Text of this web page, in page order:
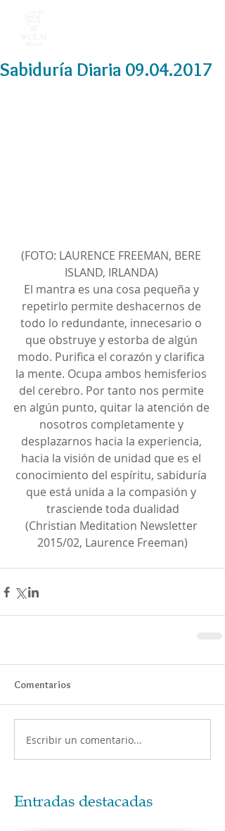
Sabiduría Diaria 09.04.2017
(FOTO: LAURENCE FREEMAN, BERE
ISLAND, IRLANDA)
El mantra es una cosa pequeña y
repetirlo permite deshacernos de
todo lo redundante, innecesario o
que obstruye y estorba de algún
modo. Purifica el corazón y clarifica
la mente. Ocupa ambos hemisferios
del cerebro. Por tanto nos permite
en algún punto, quitar la atención de
nosotros completamente y
desplazarnos hacia la experiencia,
hacia la visión de unidad que es el
conocimiento del espíritu, sabiduría
que está unida a la compasión y
trasciende toda dualidad
(Christian Meditation Newsletter
2015/02, Laurence Freeman)
Comentarios
Escribir un comentario...
Entradas destacadas